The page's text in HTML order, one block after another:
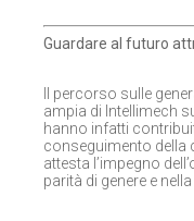
Guardare al futuro
Il percorso sulle
ampia di Intellimech
hanno infatti
conseguimento della
attesta l’impegno
parità di genere e